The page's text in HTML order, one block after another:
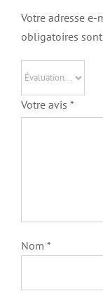
Votre adresse e-
obligatoires
Votre avis *
Nom *